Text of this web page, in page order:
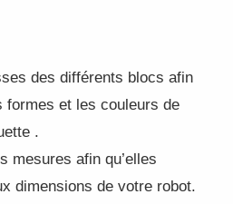
des différents blocs afin
formes et les couleurs de
.
mesures afin qu’elles
dimensions de votre robot.